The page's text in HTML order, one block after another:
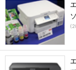
(